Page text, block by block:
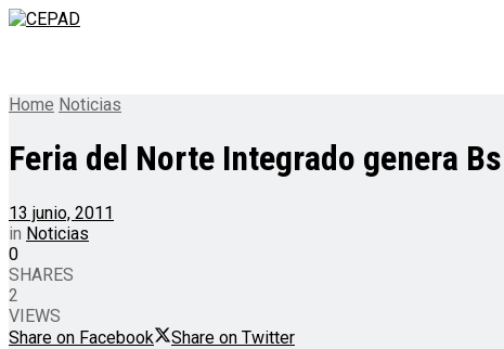
Home Noticias
Feria del Norte Integrado genera
13 junio, 2011
in Noticias
0
SHARES
2
VIEWS
Share on Facebook
Share on Twitter